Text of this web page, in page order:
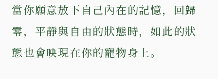
當你願意放下自己內在的記憶，回歸
零，平靜與自由的狀態時，如此的狀
態也會映現在你的寵物身上。